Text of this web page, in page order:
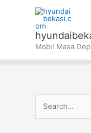
Mobil Masa